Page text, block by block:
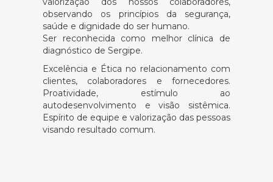
observando os princípios da segurança,
saúde e dignidade do ser humano.
Ser reconhecida como melhor clínica de
diagnóstico de Sergipe.
Excelência e Ética no relacionamento com
clientes, colaboradores e fornecedores.
Proatividade, estímulo ao
autodesenvolvimento e visão sistêmica.
Espírito de equipe e valorização das pessoas
visando resultado comum.